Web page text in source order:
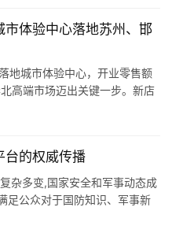
体验中心落地苏州、邯
地城市体验中心，开业零售额
高端市场迈出关键一步。新店
台的权威传播
杂多变,国家安全和军事动态成
足公众对于国防知识、军事新